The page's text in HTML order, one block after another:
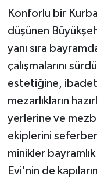
Konforlu bir
düşünen
yanı sıra
çalışmalarını
estetiğine,
mezarlıkların
yerlerine ve
ekiplerini
minikler
Evi'nin de